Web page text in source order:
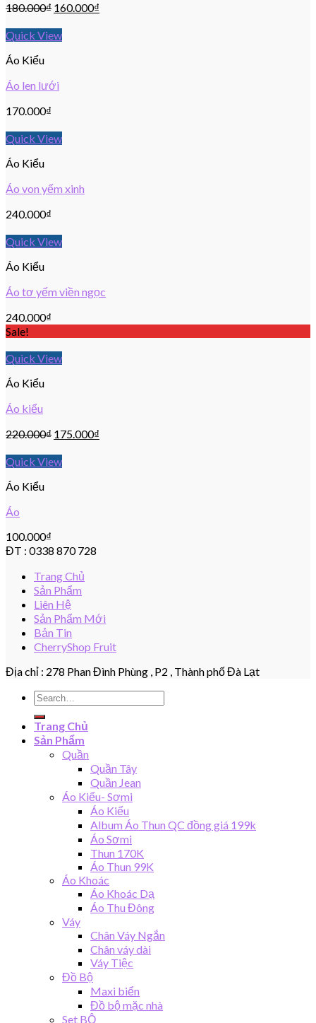
180.000₫ 160.000₫
Quick View
Áo Kiểu
Áo len lưới
170.000₫
Quick View
Áo Kiểu
Áo von yếm xinh
240.000₫
Quick View
Áo Kiểu
Áo tơ yếm viền ngọc
240.000₫
Sale!
Quick View
Áo Kiểu
Áo kiểu
220.000₫ 175.000₫
Quick View
Áo Kiểu
Áo
100.000₫
ĐT : 0338 870 728
Trang Chủ
Sản Phẩm
Liên Hệ
Sản Phẩm Mới
Bản Tin
CherryShop Fruit
Địa chỉ : 278 Phan Đình Phùng , P2 , Thành phố Đà Lạt
Search
for:
Trang Chủ
Sản Phẩm
Quần
Quần Tây
Quần Jean
Áo Kiểu- Sơmi
Áo Kiểu
Album Áo Thun QC đồng giá 199k
Áo Sơmi
Thun 170K
Áo Thun 99K
Áo Khoác
Áo Khoác Dạ
Áo Thu Đông
Váy
Chân Váy Ngắn
Chân váy dài
Váy Tiệc
Đồ Bộ
Maxi biển
Đồ bộ mặc nhà
Set BỘ